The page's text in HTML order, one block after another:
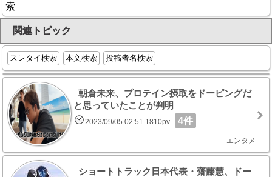
索
関連トピック
スレタイ検索 本文検索 投稿者名検索
朝倉未来、プロテイン摂取をドーピングだ
と思っていたことが判明
2023/09/05 02:51 1810pv 4件
エンタメ
ショートトラック日本代表・齋藤慧、ドー